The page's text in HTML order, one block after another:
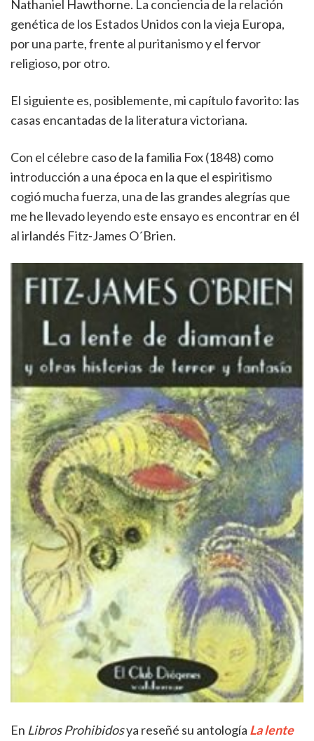
Nathaniel Hawthorne. La conciencia de la relación
genética de los Estados Unidos con la vieja Europa,
por una parte, frente al puritanismo y el fervor
religioso, por otro.
El siguiente es, posiblemente, mi capítulo favorito: las
casas encantadas de la literatura victoriana.
Con el célebre caso de la familia Fox (1848) como
introducción a una época en la que el espiritismo
cogió mucha fuerza, una de las grandes alegrías que
me he llevado leyendo este ensayo es encontrar en él
al irlandés Fitz-James O´Brien.
En Libros Prohibidosya reseñé su antología La lente